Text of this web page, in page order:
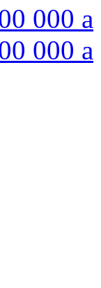
000 a
000 a